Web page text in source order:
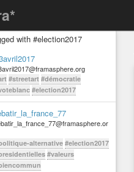
with #election2017
#streetart #démocratie
#election2017
alternative #election2017
#valeurs